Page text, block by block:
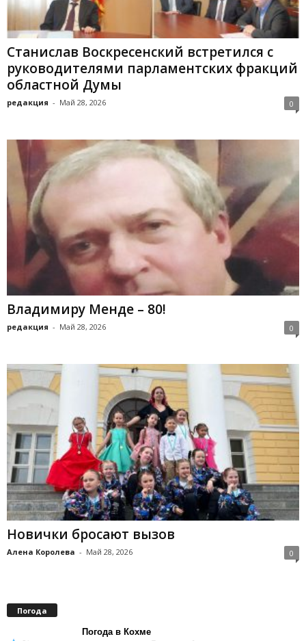
Станислав Воскресенский встретился с
руководителями парламентских фракций
областной Думы
редакция - Май 28, 2026 0
Владимиру Менде – 80!
редакция - Май 28, 2026 0
Новички бросают вызов
Алена Королева - Май 28, 2026 0
Погода
Погода в Кохме